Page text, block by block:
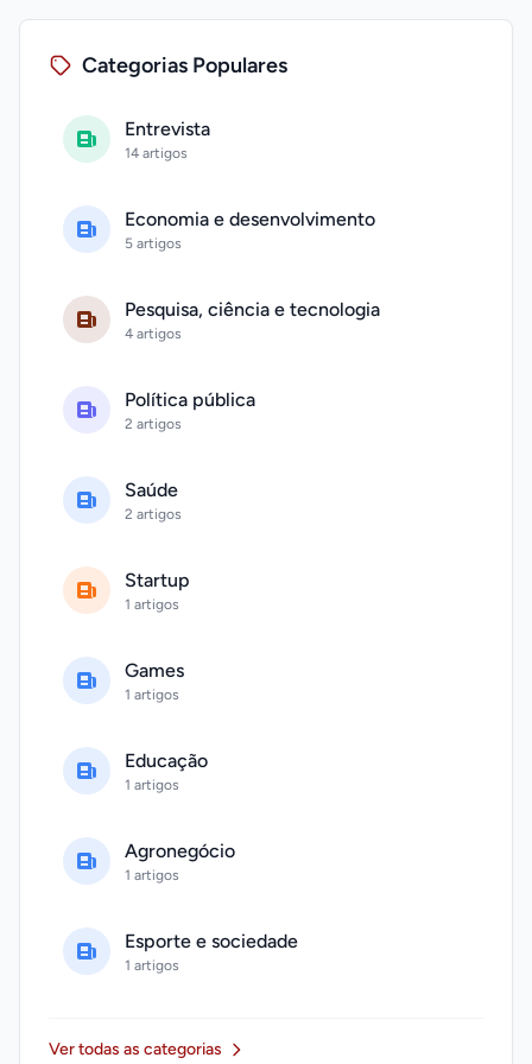
Categorias Populares
Entrevista
14 artigos
Economia e desenvolvimento
5 artigos
Pesquisa, ciência e tecnologia
4 artigos
Política pública
2 artigos
Saúde
2 artigos
Startup
1 artigos
Games
1 artigos
Educação
1 artigos
Agronegócio
1 artigos
Esporte e sociedade
1 artigos
Ver todas as categorias